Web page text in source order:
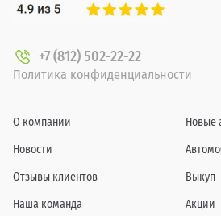
+7 (812) 502-22-22
Политика конфиденциальности
О компании
Новости
Отзывы клиентов
Наша команда
Новые
Выкуп
Акции